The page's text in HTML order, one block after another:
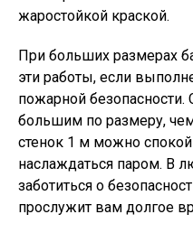
жаростойкой краской.
При больших размерах
эти работы, если
пожарной
большим по размеру,
стенок 1 м можно
наслаждаться паром. В
заботиться о
прослужит вам долгое